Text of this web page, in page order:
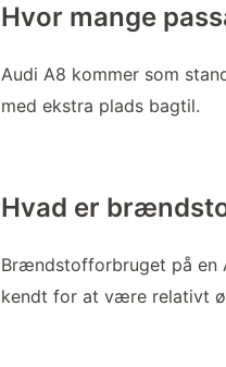
Hvor mange
Audi A8 kommer som
med ekstra plads bagtil.
Hvad er
Brændstofforbruget på en
kendt for at være relativt